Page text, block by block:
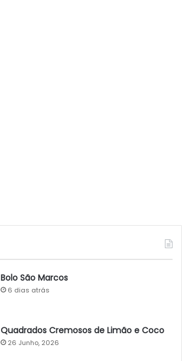
Bolo São Marcos
6 dias atrás
Quadrados Cremosos de Limão e Coco
26 Junho, 2026